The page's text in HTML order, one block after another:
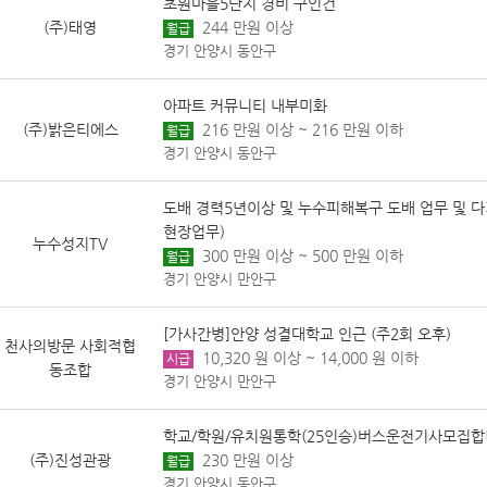
(주)태영 월급 244 만원 이상
경기 안양시 동안구
(주)밝은티에스
아파트 커뮤니티 내부미화
월급 216 만원 이상 ~ 216 만원 이하
경기 안양시 동안구
누수성지TV
도배 경력5년이상 및 누수피해복구 도배 업무 및
현장업무)
월급 300 만원 이상 ~ 500 만원 이하
경기 안양시 만안구
천사의방문 사회적협
동조합
[가사간병]안양 성결대학교 인근 (주2회 오후)
시급 10,320 원 이상 ~ 14,000 원 이하
경기 안양시 만안구
(주)진성관광
학교/학원/유치원통학(25인승)버스운전기사모집
월급 230 만원 이상
경기 안양시 동안구